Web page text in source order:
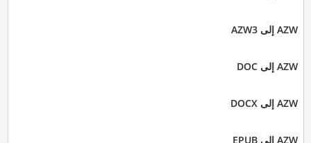
AZW إلى AZW3
AZW إلى DOC
AZW إلى DOCX
AZW إلى EPUB